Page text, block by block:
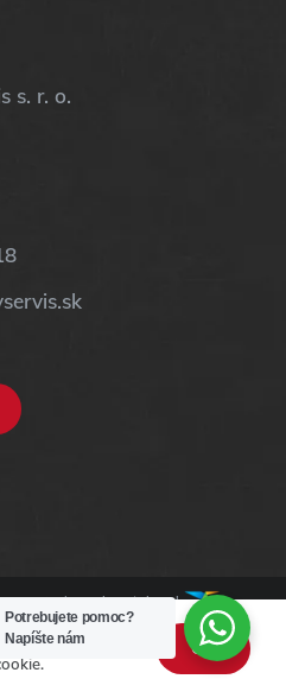
s. r. o.
| Web stránky od
Potrebujete pomoc?
Napíšte námsúhlas
OK